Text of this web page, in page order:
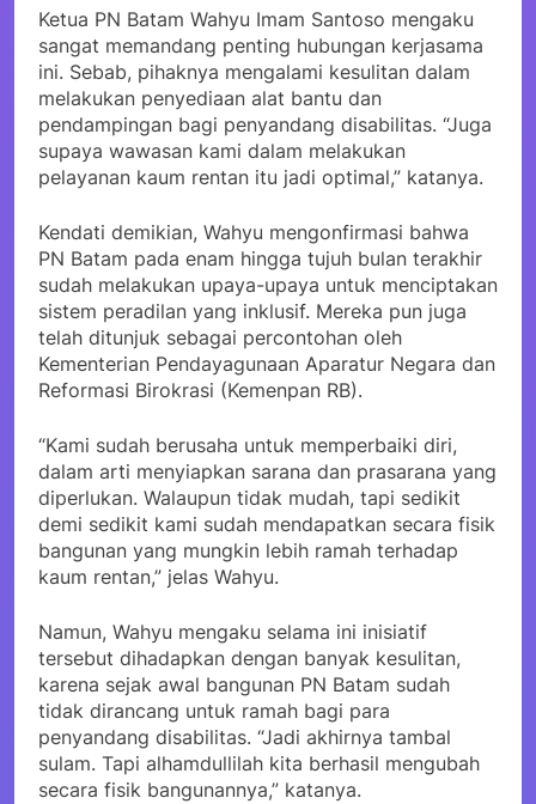
Ketua PN Batam Wahyu Imam Santoso mengaku
sangat memandang penting hubungan kerjasama
ini. Sebab, pihaknya mengalami kesulitan dalam
melakukan penyediaan alat bantu dan
pendampingan bagi penyandang disabilitas. “Juga
supaya wawasan kami dalam melakukan
pelayanan kaum rentan itu jadi optimal,” katanya.
Kendati demikian, Wahyu mengonfirmasi bahwa
PN Batam pada enam hingga tujuh bulan terakhir
sudah melakukan upaya-upaya untuk menciptakan
sistem peradilan yang inklusif. Mereka pun juga
telah ditunjuk sebagai percontohan oleh
Kementerian Pendayagunaan Aparatur Negara dan
Reformasi Birokrasi (Kemenpan RB).
“Kami sudah berusaha untuk memperbaiki diri,
dalam arti menyiapkan sarana dan prasarana yang
diperlukan. Walaupun tidak mudah, tapi sedikit
demi sedikit kami sudah mendapatkan secara fisik
bangunan yang mungkin lebih ramah terhadap
kaum rentan,” jelas Wahyu.
Namun, Wahyu mengaku selama ini inisiatif
tersebut dihadapkan dengan banyak kesulitan,
karena sejak awal bangunan PN Batam sudah
tidak dirancang untuk ramah bagi para
penyandang disabilitas. “Jadi akhirnya tambal
sulam. Tapi alhamdullilah kita berhasil mengubah
secara fisik bangunannya,” katanya.